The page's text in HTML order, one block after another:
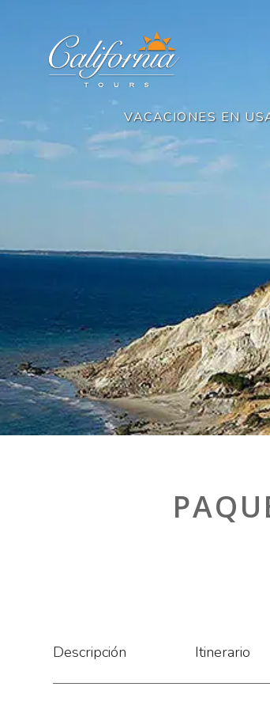
VACACIONES EN
Descripción Itinerario